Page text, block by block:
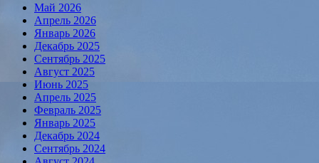
Май 2026
Апрель 2026
Январь 2026
Декабрь 2025
Сентябрь 2025
Август 2025
Июнь 2025
Апрель 2025
Февраль 2025
Январь 2025
Декабрь 2024
Сентябрь 2024